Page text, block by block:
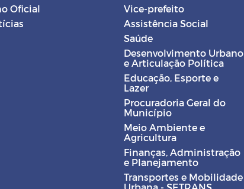
Oficial
Vice-prefeito
Assistência Social
Saúde
Desenvolvimento Urbano
e Articulação Política
Educação, Esporte e
Lazer
Procuradoria Geral do
Município
Meio Ambiente e
Agricultura
Finanças, Administração
e Planejamento
Transportes e Mobilidade